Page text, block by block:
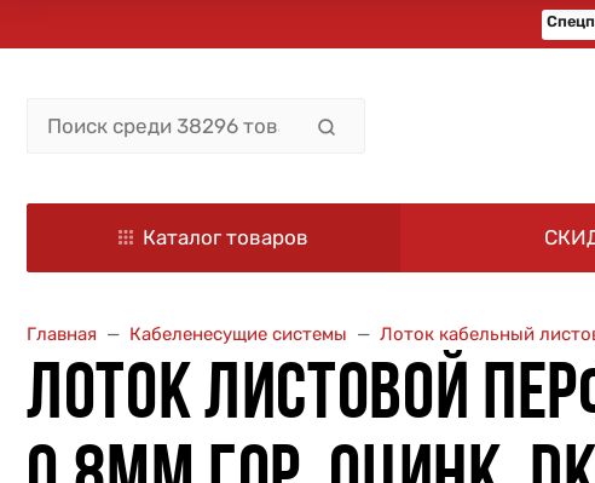
Каталог товаров
Главная Кабеленесущие системы Лоток кабельный
ЛОТОК ЛИСТОВОЙ